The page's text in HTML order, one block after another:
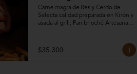
Carne magra de Res y Cerdo de
Selecta calidad preparada en Kirón y
asada al grill, Pan brioché Artesanal,
ahumada, y Lechuga; Como base
una deliciosa salsa Napolitana de la
$35.300